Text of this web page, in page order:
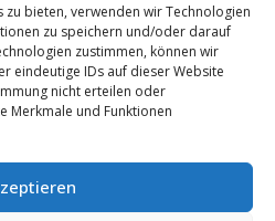
zu bieten, verwenden wir Technologien
zu speichern und/oder darauf
zustimmen, können wir
eindeutige IDs auf dieser Website
nicht erteilen oder
Merkmale und Funktionen
Fragen ?